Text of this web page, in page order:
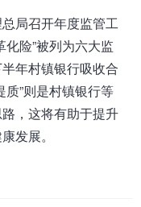
局召开年度监管工
险”被列为六大监
年村镇银行吸收合
”则是村镇银行等
，这将有助于提升
发展。